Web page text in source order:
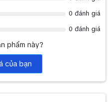
123 × 156.1 mm (10.6” × 4.8”
(2.9 lbs)
0 đánh giá
0 đánh giá
phẩm này?
của bạn